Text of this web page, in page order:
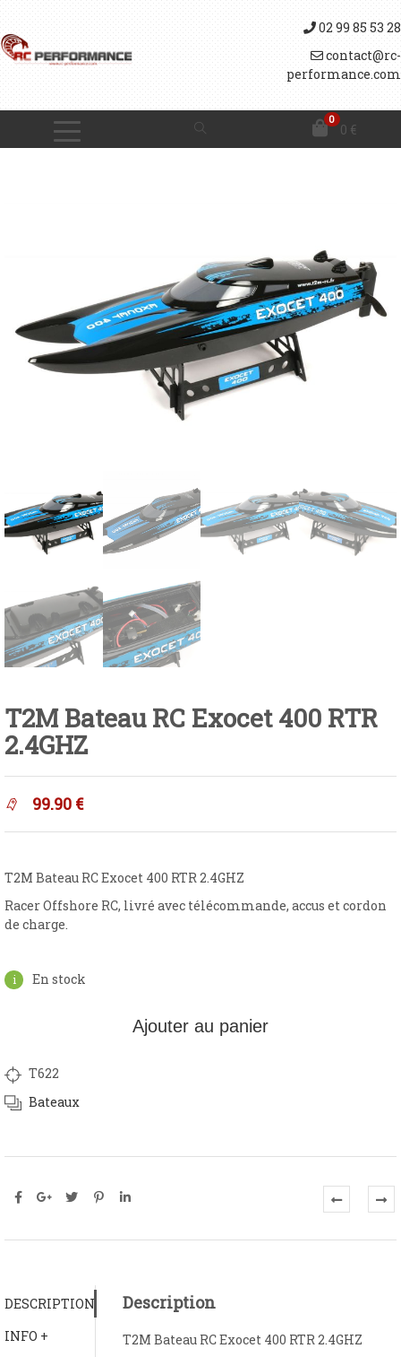
02 99 85 53 28
contact@rc-
performance.com
0
0 €
T2M Bateau RC Exocet 400 RTR
2.4GHZ
99.90 €
T2M Bateau RC Exocet 400 RTR 2.4GHZ
Racer Offshore RC, livré avec télécommande, accus et cordon
de charge.
En stock
Ajouter au panier
T622
Bateaux
DESCRIPTION
INFO +
Description
T2M Bateau RC Exocet 400 RTR 2.4GHZ